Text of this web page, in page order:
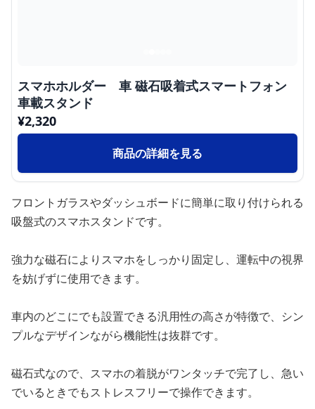
スマホホルダー 車 磁石吸着式スマートフォン
車載スタンド
¥2,320
商品の詳細を見る
フロントガラスやダッシュボードに簡単に取り付けられる
吸盤式のスマホスタンドです。
強力な磁石によりスマホをしっかり固定し、運転中の視界
を妨げずに使用できます。
車内のどこにでも設置できる汎用性の高さが特徴で、シン
プルなデザインながら機能性は抜群です。
磁石式なので、スマホの着脱がワンタッチで完了し、急い
でいるときでもストレスフリーで操作できます。